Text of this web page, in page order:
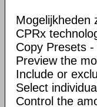
Mogelijkheden
CPRx
Copy Presets
Preview the
Include or
Select
Control the